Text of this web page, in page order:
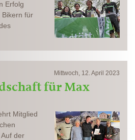
Erfolg
Bikern für
Mittwoch, 12. April 2023
für Max
Mitglied
der